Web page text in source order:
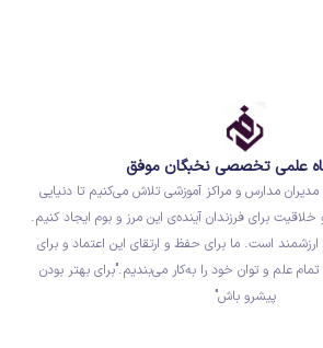
علمی تخصصی نخبگان موفق
مدیران مدارس و مراکز آموزشی تلاش می‌کنیم تا دنیایی
خلاقیت برای فرزندان آینده‌ی این مرز و بوم ایجاد کنیم.
ارزشمند است. ما برای حفظ و ارتقای این اعتماد و برای
علم و توان خود را به‌کار می‌بندیم."برای بهتر بودن
پیشرو باش"